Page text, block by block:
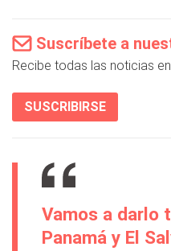
Suscríbete a
Recibe todas las noticias
SUSCRIBIRSE
Vamos a darlo
Panamá y El